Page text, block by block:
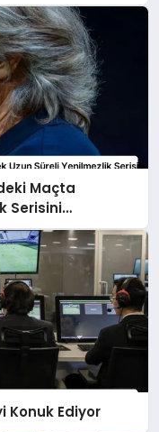
Maçta
Serisini
Konuk Ediyor